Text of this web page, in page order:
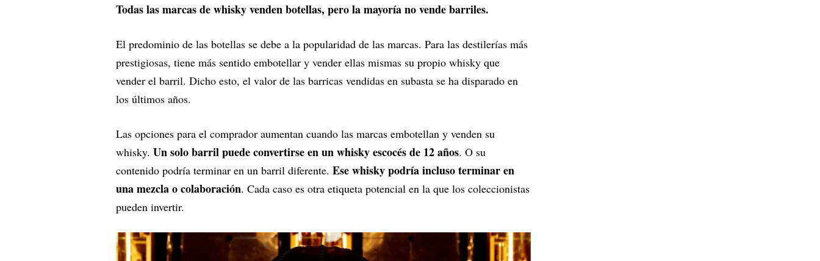
Todas las marcas de whisky venden botellas, pero la mayoría no vende barriles.
El predominio de las botellas se debe a la popularidad de las marcas. Para las destilerías más
prestigiosas, tiene más sentido embotellar y vender ellas mismas su propio whisky que
vender el barril. Dicho esto, el valor de las barricas vendidas en subasta se ha disparado en
los últimos años.
Las opciones para el comprador aumentan cuando las marcas embotellan y venden su
whisky. Un solo barril puede convertirse en un whisky escocés de 12 años. O su
contenido podría terminar en un barril diferente. Ese whisky podría incluso terminar en
una mezcla o colaboración. Cada caso es otra etiqueta potencial en la que los coleccionistas
pueden invertir.